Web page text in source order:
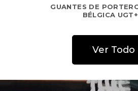
GUANTES DE
HOLANDA
Ver Todo